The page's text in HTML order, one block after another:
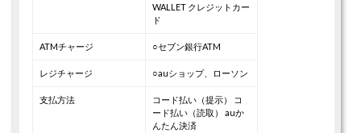
WALLET クレジットカー
ド
ATMチャージ ○セブン銀行ATM
レジチャージ ○auショップ、ローソン
支払方法 コード払い（提示）
コ
ード払い（読取）
auか
んたん決済